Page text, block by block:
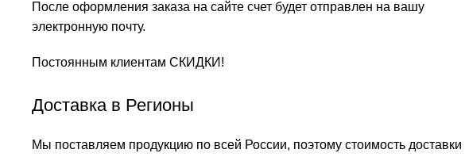
После оформления заказа на сайте счет будет отправлен на вашу
электронную почту.
Постоянным клиентам СКИДКИ!
Доставка в Регионы
Мы поставляем продукцию по всей России, поэтому стоимость доставки